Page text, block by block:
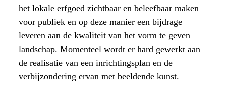
het lokale erfgoed zichtbaar en beleefbaar maken
voor publiek en op deze manier een bijdrage
leveren aan de kwaliteit van het vorm te geven
landschap. Momenteel wordt er hard gewerkt aan
de realisatie van een inrichtingsplan en de
verbijzondering ervan met beeldende kunst.